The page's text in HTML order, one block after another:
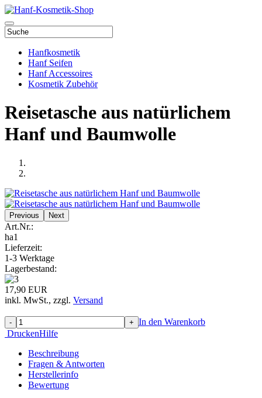
Hanfkosmetik
Hanf Seifen
Hanf Accessoires
Kosmetik Zubehör
Reisetasche aus natürlichem
Hanf und Baumwolle
Previous Next
Art.Nr.:
ha1
Lieferzeit:
1-3 Werktage
Lagerbestand:
17,90 EUR
inkl. MwSt., zzgl. Versand
- + In den Warenkorb
DruckenHilfe
Beschreibung
Fragen & Antworten
Herstellerinfo
Bewertung